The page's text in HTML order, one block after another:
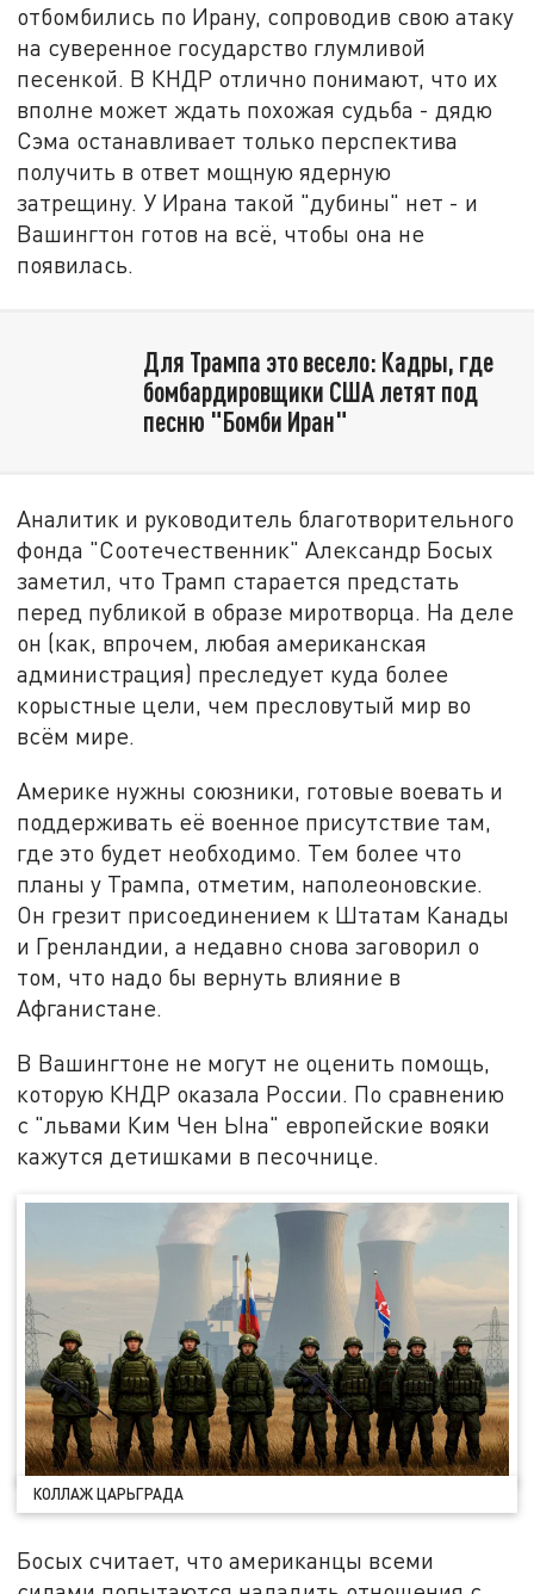
отбомбились по Ирану, сопроводив свою атаку
на суверенное государство глумливой
песенкой. В КНДР отлично понимают, что их
вполне может ждать похожая судьба - дядю
Сэма останавливает только перспектива
получить в ответ мощную ядерную
затрещину. У Ирана такой "дубины" нет - и
Вашингтон готов на всё, чтобы она не
появилась.
Для Трампа это весело: Кадры, где
бомбардировщики США летят под
песню "Бомби Иран"
Аналитик и руководитель благотворительного
фонда "Соотечественник" Александр Босых
заметил, что Трамп старается предстать
перед публикой в образе миротворца. На деле
он (как, впрочем, любая американская
администрация) преследует куда более
корыстные цели, чем пресловутый мир во
всём мире.
Америке нужны союзники, готовые воевать и
поддерживать её военное присутствие там,
где это будет необходимо. Тем более что
планы у Трампа, отметим, наполеоновские.
Он грезит присоединением к Штатам Канады
и Гренландии, а недавно снова заговорил о
том, что надо бы вернуть влияние в
Афганистане.
В Вашингтоне не могут не оценить помощь,
которую КНДР оказала России. По сравнению
с "львами Ким Чен Ына" европейские вояки
кажутся детишками в песочнице.
КОЛЛАЖ ЦАРЬГРАДА
Босых считает, что американцы всеми